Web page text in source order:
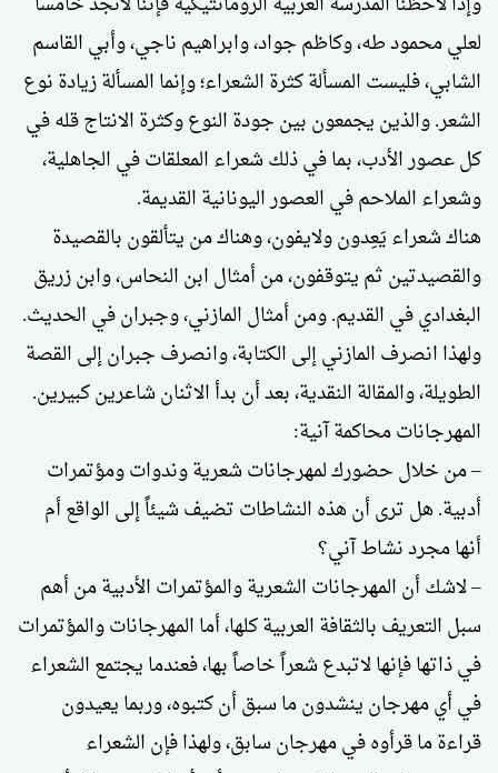
لعلي محمود طه، وكاظم جواد، وابراهيم ناجي، وأبي القاسم
الشابي، فليست المسألة كثرة الشعراء؛ وإنما المسألة زيادة نوع
الشعر. والذين يجمعون بين جودة النوع وكثرة الانتاج قله في
كل عصور الأدب، بما في ذلك شعراء المعلقات في الجاهلية،
وشعراء الملاحم في العصور اليونانية القديمة.
هناك شعراء يَعِدون ولايفون، وهناك من يتألقون بالقصيدة
والقصيدتين ثم يتوقفون، من أمثال ابن النحاس، وابن زريق
البغدادي في القديم. ومن أمثال المازني، وجبران في الحديث.
ولهذا انصرف المازني إلى الكتابة، وانصرف جبران إلى القصة
الطويلة، والمقالة النقدية، بعد أن بدأ الاثنان شاعرين كبيرين.
المهرجانات محاكمة آنية:
– من خلال حضورك لمهرجانات شعرية وندوات ومؤتمرات
أدبية. هل ترى أن هذه النشاطات تضيف شيئاً إلى الواقع أم
أنها مجرد نشاط آني؟
– لاشك أن المهرجانات الشعرية والمؤتمرات الأدبية من أهم
سبل التعريف بالثقافة العربية كلها، أما المهرجانات والمؤتمرات
في ذاتها فإنها لاتبدع شعراً خاصاً بها، فعندما يجتمع الشعراء
في أي مهرجان ينشدون ما سبق أن كتبوه، وربما يعيدون
قراءة ما قرأوه في مهرجان سابق، ولهذا فإن الشعراء